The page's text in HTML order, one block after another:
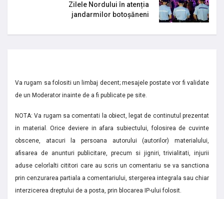
Zilele Nordului în atenția
jandarmilor botoșăneni
Va rugam sa folositi un limbaj decent; mesajele postate vor fi validate
de un Moderator inainte de a fi publicate pe site.
NOTA: Va rugam sa comentati la obiect, legat de continutul prezentat
in material. Orice deviere in afara subiectului, folosirea de cuvinte
obscene, atacuri la persoana autorului (autorilor) materialului,
afisarea de anunturi publicitare, precum si jigniri, trivialitati, injurii
aduse celorlalti cititori care au scris un comentariu se va sanctiona
prin cenzurarea partiala a comentariului, stergerea integrala sau chiar
interzicerea dreptului de a posta, prin blocarea IP-ului folosit.